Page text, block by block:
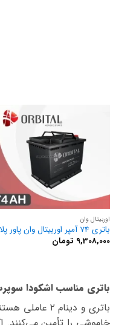
اوربیتال وان
باتری 74 آمپر اوربیتال وان پاور پلاس
9,308,000 تومان
باتری مناسب اشکودا
باتری و